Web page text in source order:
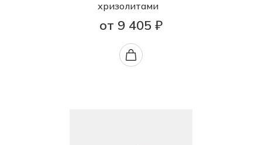
хризолитами
от 9 405 ₽